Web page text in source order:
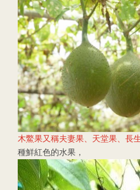
木鱉果又稱夫妻果、天堂果、長
種鮮紅色的水果，